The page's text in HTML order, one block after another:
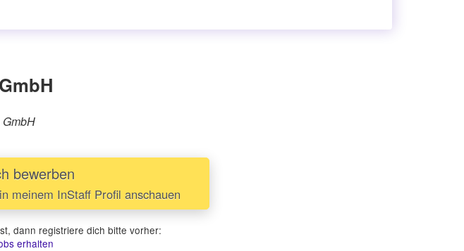
bewerben
meinem InStaff Profil anschauen
dann registriere dich bitte vorher:
erhalten